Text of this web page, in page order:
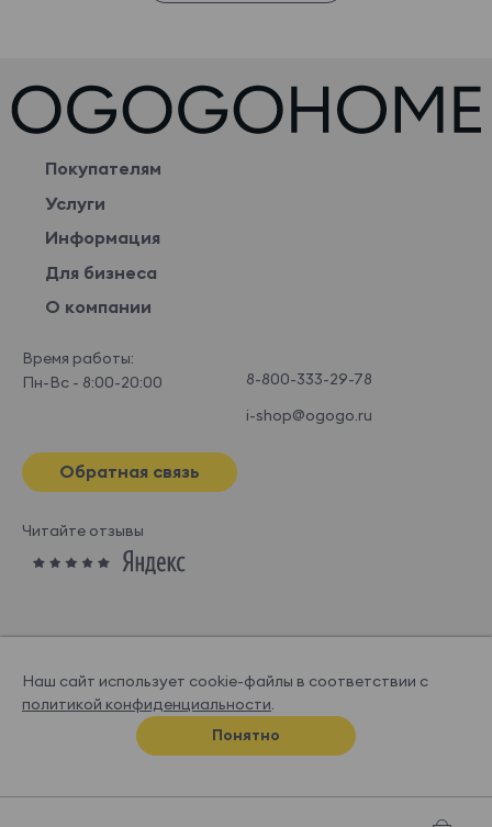
Покупателям
Услуги
Информация
Для бизнеса
О компании
Время работы:
Пн-Вс - 8:00-20:00
8-800-333-29-78
i-shop@ogogo.ru
Обратная связь
Читайте отзывы
© OGOGOHOME, 2026
Спроектировано и нарисовано вСупрематике
Наш сайт использует cookie-файлы в соответствии с
политикой конфиденциальности.
Понятно